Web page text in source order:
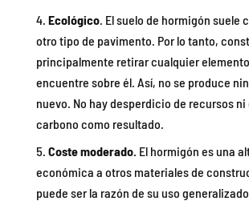
Ecológico. El suelo de hormigón suele
otro tipo de pavimento. Por lo tanto,
principalmente retirar cualquier
encuentre sobre él. Así, no se produce
nuevo. No hay desperdicio de recursos
carbono como resultado.
Coste moderado. El hormigón es una
económica a otros materiales de
puede ser la razón de su uso